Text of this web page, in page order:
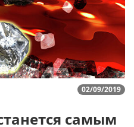
02/09/2019
самым